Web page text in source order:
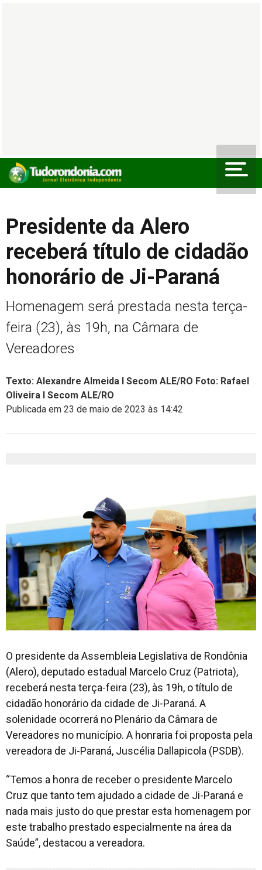
Presidente da Alero
receberá título de cidadão
honorário de Ji-Paraná
Homenagem será prestada nesta terça-
feira (23), às 19h, na Câmara de
Vereadores
Texto: Alexandre Almeida I Secom ALE/RO Foto: Rafael
Oliveira I Secom ALE/RO
Publicada em 23 de maio de 2023 às 14:42
O presidente da Assembleia Legislativa de Rondônia
(Alero), deputado estadual Marcelo Cruz (Patriota),
receberá nesta terça-feira (23), às 19h, o título de
cidadão honorário da cidade de Ji-Paraná. A
solenidade ocorrerá no Plenário da Câmara de
Vereadores no município. A honraria foi proposta pela
vereadora de Ji-Paraná, Juscélia Dallapicola (PSDB).
“Temos a honra de receber o presidente Marcelo
Cruz que tanto tem ajudado a cidade de Ji-Paraná e
nada mais justo do que prestar esta homenagem por
este trabalho prestado especialmente na área da
Saúde”, destacou a vereadora.